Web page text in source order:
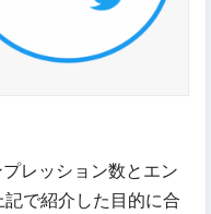
レッション数とエン
で紹介した目的に合